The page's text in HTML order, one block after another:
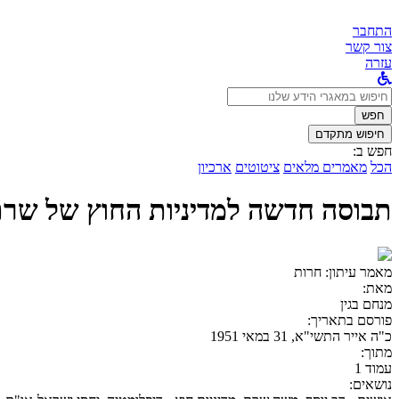
התחבר
צור קשר
עזרה
לחפש
ב:חפש
חיפוש מתקדם
חפש ב:
הכל מאמרים מלאים ציטוטים ארכיון
תבוסה חדשה למדיניות החוץ של
מאמר עיתון: חרות
מאת:
מנחם בגין
פורסם בתאריך:
כ"ה אייר התשי"א, 31 במאי 1951
מתוך:
עמוד 1
נושאים: